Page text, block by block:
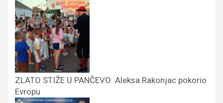
ZLATO STIŽE U PANČEVO: Aleksa Rakonjac pokorio
Evropu